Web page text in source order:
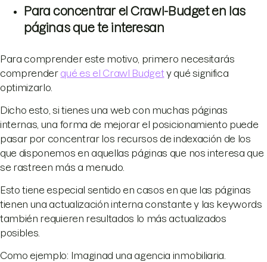
Para concentrar el Crawl-Budget en las
páginas que te interesan
Para comprender este motivo, primero necesitarás
comprender qué es el Crawl Budget y qué significa
optimizarlo.
Dicho esto, si tienes una web con muchas páginas
internas, una forma de mejorar el posicionamiento puede
pasar por concentrar los recursos de indexación de los
que disponemos en aquellas páginas que nos interesa que
se rastreen más a menudo.
Esto tiene especial sentido en casos en que las páginas
tienen una actualización interna constante y las keywords
también requieren resultados lo más actualizados
posibles.
Como ejemplo: Imaginad una agencia inmobiliaria.